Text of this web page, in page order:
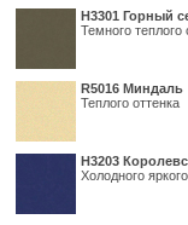
Н3301 Горный
Темного теплого
R5016 Миндаль
Теплого оттенка
Н3203
Холодного